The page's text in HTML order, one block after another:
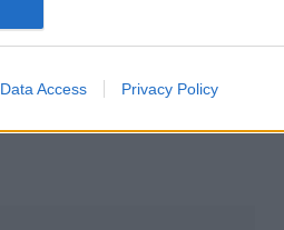
Data Access Privacy Policy